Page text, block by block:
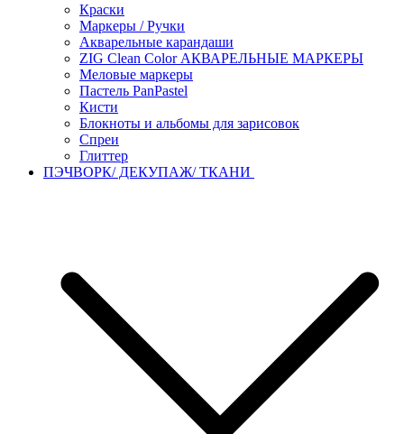
Краски
Маркеры / Ручки
Акварельные карандаши
ZIG Clean Color АКВАРЕЛЬНЫЕ МАРКЕРЫ
Меловые маркеры
Пастель PanPastel
Кисти
Блокноты и альбомы для зарисовок
Спреи
Глиттер
ПЭЧВОРК/ ДЕКУПАЖ/ ТКАНИ